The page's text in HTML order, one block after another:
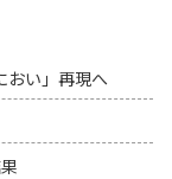
い」再現へ